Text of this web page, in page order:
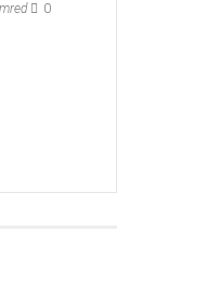
0